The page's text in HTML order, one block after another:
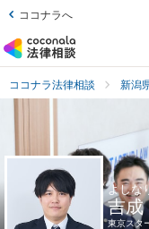
ココナラへ
ココナラ法律相談 新潟
よしな
吉成
東京スタ